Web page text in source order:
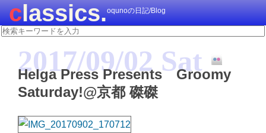
classics.oqunoの日記/Blog
2017/09/02 Sat
Helga Press Presents Groomy
Saturday!@京都 磔磔